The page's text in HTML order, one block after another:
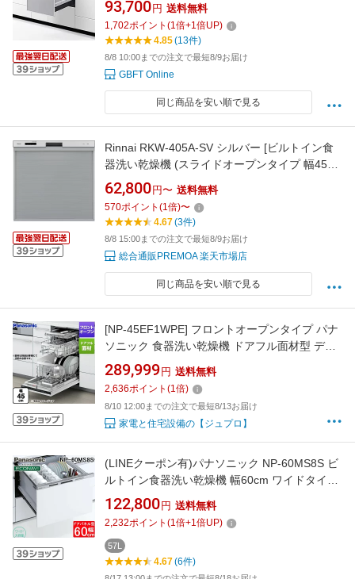
タイプ NP-45MS9S
93,700 円 送料無料
1,702ポイント (1倍+1倍UP)
4.85(13件)
8/8 10:00までの注文で最短8/9お届け
GBFT Online
同じ商品を安い順で見る
Rinnai RKW-405A-SV シルバー [ビルトイン食
器洗い乾燥機 (スライドオープンタイプ 幅45cm
5人用)]
62,800 円〜 送料無料
570ポイント (1倍)〜
4.67(3件)
8/8 15:00までの注文で最短8/9お届け
総合通販PREMOA 楽天市場店
同じ商品を安い順で見る
[NP-45EF1WPE] フロントオープンタイプ パナ
ソニック 食器洗い乾燥機 ドアフル面材型 ディ
ープタイプ 約9人分（58点）庫内容積：約122L
45cm 適合キッチン奥行き60cm 操作部：鏡面
ブラック 【送料無料】
289,999 円 送料無料
2,636ポイント (1倍)
8/10 12:00までの注文で最短8/13お届け
家電と住宅設備の【ジュプロ】
(LINEクーポン有)パナソニック NP-60MS8S ビ
ルトイン食器洗い乾燥機 幅60cm ワイドタイプ
ドアパネル型 7人分 シルバー 食洗機 (パネル別
売) M8シリーズ 食器洗い機 食洗器 AIエコナビ
大容量 Panasonic 家電
122,800 円 送料無料
2,232ポイント (1倍+1倍UP)
57L
4.67(6件)